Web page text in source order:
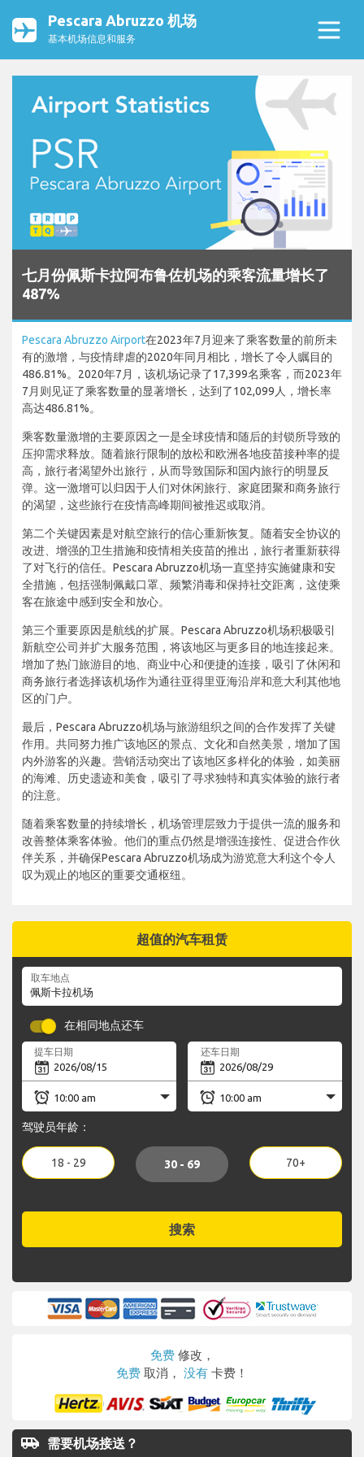
Pescara Abruzzo 机场
基本机场信息和服务
七月份佩斯卡拉阿布鲁佐机场的乘客流量增长了
487%
Pescara Abruzzo Airport在2023年7月迎来了乘客数量的前所未
有的激增，与疫情肆虐的2020年同月相比，增长了令人瞩目的
486.81%。2020年7月，该机场记录了17,399名乘客，而2023年
7月则见证了乘客数量的显著增长，达到了102,099人，增长率
高达486.81%。
乘客数量激增的主要原因之一是全球疫情和随后的封锁所导致的
压抑需求释放。随着旅行限制的放松和欧洲各地疫苗接种率的提
高，旅行者渴望外出旅行，从而导致国际和国内旅行的明显反
弹。这一激增可以归因于人们对休闲旅行、家庭团聚和商务旅行
的渴望，这些旅行在疫情高峰期间被推迟或取消。
第二个关键因素是对航空旅行的信心重新恢复。随着安全协议的
改进、增强的卫生措施和疫情相关疫苗的推出，旅行者重新获得
了对飞行的信任。Pescara Abruzzo机场一直坚持实施健康和安
全措施，包括强制佩戴口罩、频繁消毒和保持社交距离，这使乘
客在旅途中感到安全和放心。
第三个重要原因是航线的扩展。Pescara Abruzzo机场积极吸引
新航空公司并扩大服务范围，将该地区与更多目的地连接起来。
增加了热门旅游目的地、商业中心和便捷的连接，吸引了休闲和
商务旅行者选择该机场作为通往亚得里亚海沿岸和意大利其他地
区的门户。
最后，Pescara Abruzzo机场与旅游组织之间的合作发挥了关键
作用。共同努力推广该地区的景点、文化和自然美景，增加了国
内外游客的兴趣。营销活动突出了该地区多样化的体验，如美丽
的海滩、历史遗迹和美食，吸引了寻求独特和真实体验的旅行者
的注意。
随着乘客数量的持续增长，机场管理层致力于提供一流的服务和
改善整体乘客体验。他们的重点仍然是增强连接性、促进合作伙
伴关系，并确保Pescara Abruzzo机场成为游览意大利这个令人
叹为观止的地区的重要交通枢纽。
超值的汽车租赁
取车地点
在相同地点还车
提车日期 还车日期
驾驶员年龄：
18 - 29 30 - 69 70+
搜索
免费 修改，
免费 取消， 没有 卡费！
airport_shuttle 需要机场接送？